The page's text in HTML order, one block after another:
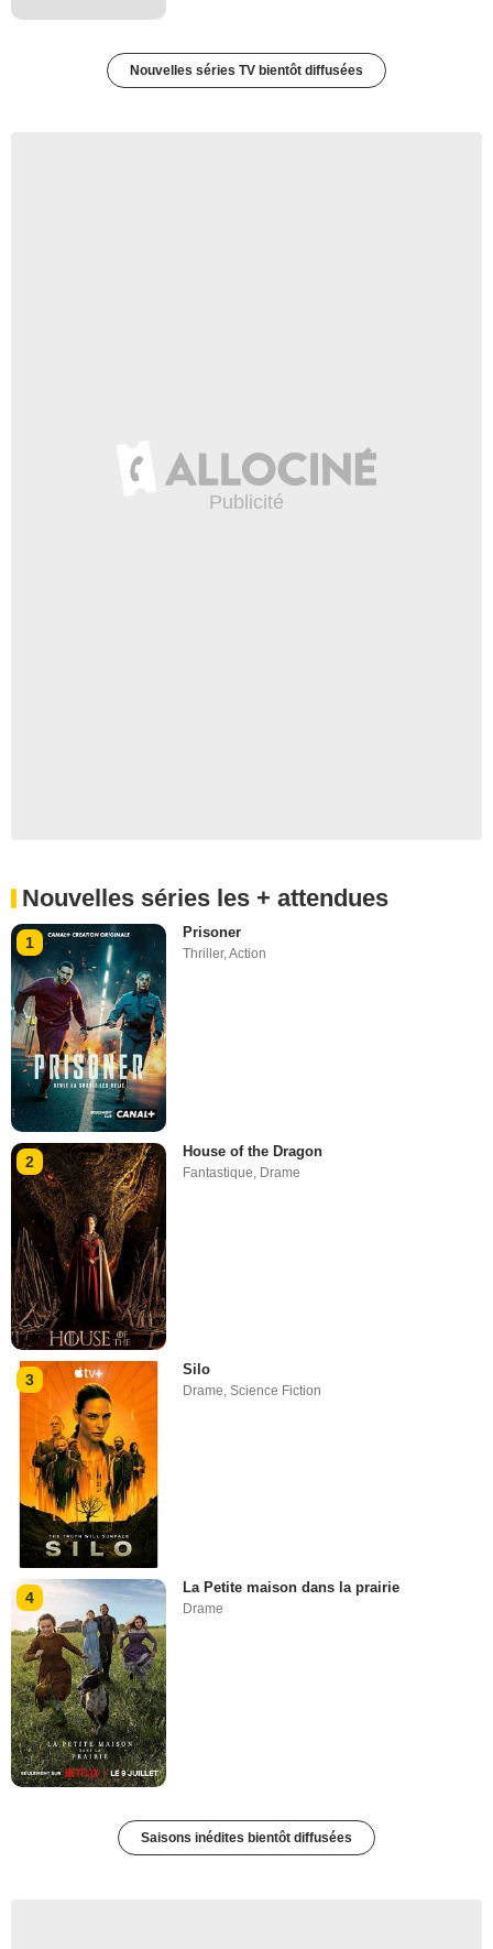
Nouvelles séries TV bientôt diffusées
Nouvelles séries les + attendues
1
Prisoner
Thriller,Action
2
House of the Dragon
Fantastique Drame
3
Silo
Drame,Science Fiction
4
La Petite maison dans la prairie
Drame
Saisons inédites bientôt diffusées